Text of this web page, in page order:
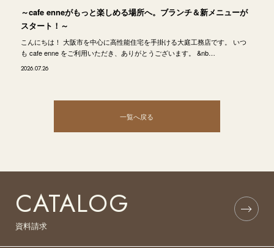
～cafe enneがもっと楽しめる場所へ。ブランチ＆新メニューが
スタート！～
こんにちは！ 大阪市を中心に高性能住宅を手掛ける大庭工務店です。 いつ
も cafe enne をご利用いただき、ありがとうございます。 &nb…
2026.07.26
一覧へ戻る
CATALOG
資料請求